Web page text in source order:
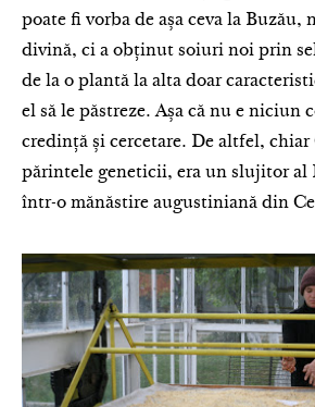
poate fi vorba de așa ceva la Buzău,
divină, ci a obţinut soiuri noi prin
de la o plantă la alta doar
el să le păstreze. Așa că nu e niciun
credință și cercetare. De altfel,
părintele gene­ticii, era un slujitor al
într-o mănăstire augusti­niană din